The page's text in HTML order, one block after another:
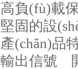
高負(fù)載保
堅固的設
產(chǎn)品
輸出信號